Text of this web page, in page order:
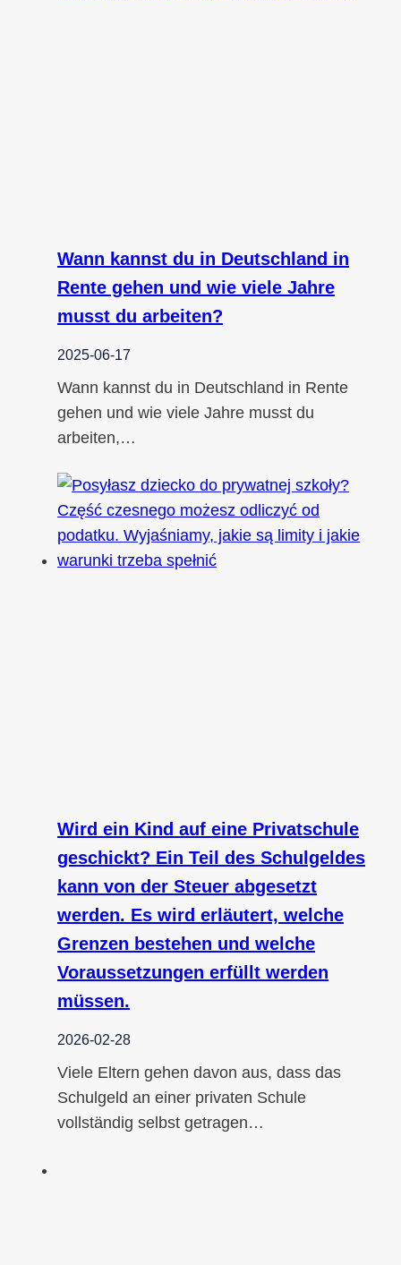
Wann kannst du in Deutschland in
Rente gehen und wie viele Jahre
musst du arbeiten?
2025-06-17
Wann kannst du in Deutschland in Rente
gehen und wie viele Jahre musst du
arbeiten,…
Wird ein Kind auf eine Privatschule
geschickt? Ein Teil des Schulgeldes
kann von der Steuer abgesetzt
werden. Es wird erläutert, welche
Grenzen bestehen und welche
Voraussetzungen erfüllt werden
müssen.
2026-02-28
Viele Eltern gehen davon aus, dass das
Schulgeld an einer privaten Schule
vollständig selbst getragen…